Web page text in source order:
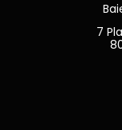
7